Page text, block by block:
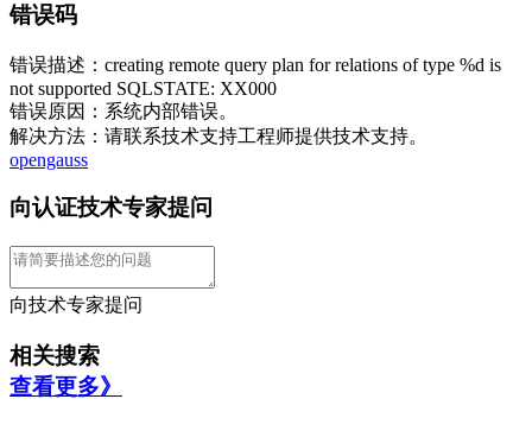
错误码
错误描述：creating remote query plan for relations of type %d is
not supported SQLSTATE: XX000
错误原因：系统内部错误。
解决方法：请联系技术支持工程师提供技术支持。
opengauss
向认证技术专家提问
向技术专家提问
相关搜索
查看更多》